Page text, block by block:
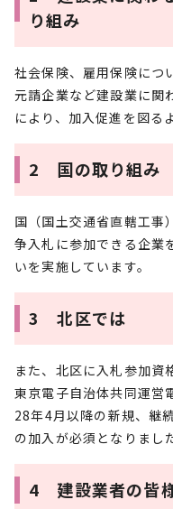
り組み
社会保険、雇用保険につ
元請企業など建設業に関
により、加入促進を図る
2 国の取り組み
国（国土交通省直轄工事
争入札に参加できる企業
いを実施しています。
3 北区では
また、北区に入札参加資
東京電子自治体共同運営
28年4月以降の新規、継
の加入が必須となりまし
4 建設業者の皆